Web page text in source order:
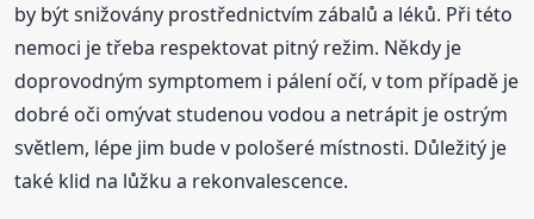
by být snižovány prostřednictvím zábalů a léků. Při této
nemoci je třeba respektovat pitný režim. Někdy je
doprovodným symptomem i pálení očí, v tom případě je
dobré oči omývat studenou vodou a netrápit je ostrým
světlem, lépe jim bude v pološeré místnosti. Důležitý je
také klid na lůžku a rekonvalescence.